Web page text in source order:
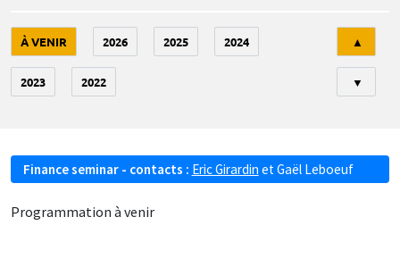
À VENIR 2026 2025 2024
2023 2022
▲
▼
Finance seminar - contacts : Eric Girardin et Gaël Leboeuf
Programmation à venir